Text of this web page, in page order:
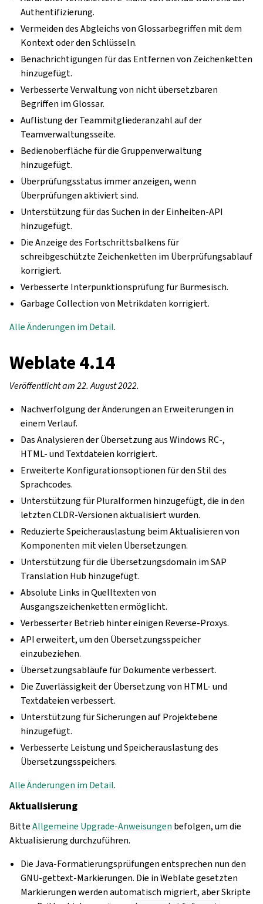
Authentifizierung.
Vermeiden des Abgleichs von Glossarbegriffen mit dem
Kontext oder den Schlüsseln.
Benachrichtigungen für das Entfernen von Zeichenketten
hinzugefügt.
Verbesserte Verwaltung von nicht übersetzbaren
Begriffen im Glossar.
Auflistung der Teammitgliederanzahl auf der
Teamverwaltungsseite.
Bedienoberfläche für die Gruppenverwaltung
hinzugefügt.
Überprüfungsstatus immer anzeigen, wenn
Überprüfungen aktiviert sind.
Unterstützung für das Suchen in der Einheiten-API
hinzugefügt.
Die Anzeige des Fortschrittsbalkens für
schreibgeschützte Zeichenketten im Überprüfungsablauf
korrigiert.
Verbesserte Interpunktionsprüfung für Burmesisch.
Garbage Collection von Metrikdaten korrigiert.
Alle Änderungen im Detail.
Weblate 4.14
Veröffentlicht am 22. August 2022.
Nachverfolgung der Änderungen an Erweiterungen in
einem Verlauf.
Das Analysieren der Übersetzung aus Windows RC-,
HTML- und Textdateien korrigiert.
Erweiterte Konfigurationsoptionen für den Stil des
Sprachcodes.
Unterstützung für Pluralformen hinzugefügt, die in den
letzten CLDR-Versionen aktualisiert wurden.
Reduzierte Speicherauslastung beim Aktualisieren von
Komponenten mit vielen Übersetzungen.
Unterstützung für die Übersetzungsdomain im SAP
Translation Hub hinzugefügt.
Absolute Links in Quelltexten von
Ausgangszeichenketten ermöglicht.
Verbesserter Betrieb hinter einigen Reverse-Proxys.
API erweitert, um den Übersetzungsspeicher
einzubeziehen.
Übersetzungsabläufe für Dokumente verbessert.
Die Zuverlässigkeit der Übersetzung von HTML- und
Textdateien verbessert.
Unterstützung für Sicherungen auf Projektebene
hinzugefügt.
Verbesserte Leistung und Speicherauslastung des
Übersetzungsspeichers.
Alle Änderungen im Detail.
Aktualisierung
BitteAllgemeine Upgrade-Anweisungen befolgen, um die
Aktualisierung durchzuführen.
Die Java-Formatierungsprüfungen entsprechen nun den
GNU-gettext-Markierungen. Die in Weblate gesetzten
Markierungen werden automatisch migriert, aber Skripte